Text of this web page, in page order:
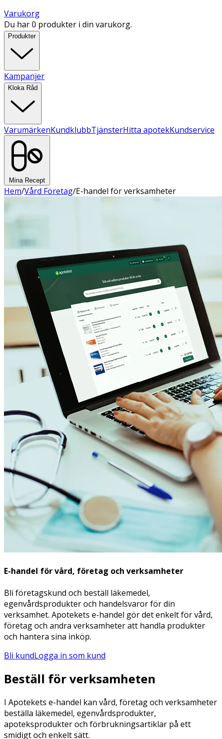
Varukorg
Du har 0 produkter i din varukorg.
Produkter
Kampanjer
Kloka Råd
VarumärkenKundklubbTjänsterHitta apotekKundservice
Mina Recept
Hem/Vård Företag/E-handel för verksamheter
E-handel för vård, företag och verksamheter
Bli företagskund och beställ läkemedel,
egenvårdsprodukter och handelsvaror för din
verksamhet. Apotekets e-handel gör det enkelt för vård,
företag och andra verksamheter att handla produkter
och hantera sina inköp.
Bli kundLogga in som kund
Beställ för verksamheten
I Apotekets e-handel kan vård, företag och verksamheter
beställa läkemedel, egenvårdsprodukter,
apoteksprodukter och förbrukningsartiklar på ett
smidigt och enkelt sätt.